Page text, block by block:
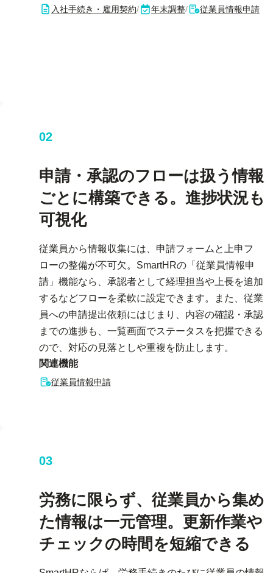
入社手続き・雇用契約/ 年末調整/ 従業員情報申請
02
申請・承認のフローは扱う情報
ごとに構築できる。進捗状況も
可視化
従業員から情報収集には、申請フォームと上申フ
ローの整備が不可欠。SmartHRの「従業員情報申
請」機能なら、承認者として経理担当や上長を追加
するなどフローを柔軟に設定できます。また、従業
員への申請提出依頼にはじまり、内容の確認・承認
までの進捗も、一覧画面でステータスを把握できる
ので、対応の見落としや重複を防止します。
関連機能
従業員情報申請
03
労務に限らず、従業員から集め
た情報は一元管理。更新作業や
チェックの時間を短縮できる